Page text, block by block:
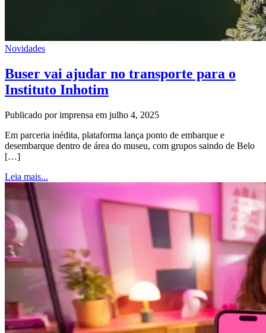
Novidades
Buser vai ajudar no transporte para o
Instituto Inhotim
Publicado por imprensa em julho 4, 2025
Em parceria inédita, plataforma lança ponto de embarque e
desembarque dentro de área do museu, com grupos saindo de Belo
[…]
Leia mais...